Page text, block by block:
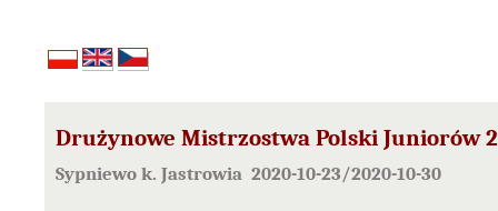
Drużynowe Mistrzostwa Polski Juniorów
Sypniewo k. Jastrowia 2020-10-23/2020-10-30